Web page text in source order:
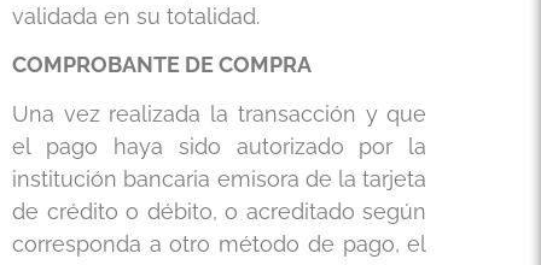
validada en su totalidad.
COMPROBANTE DE COMPRA
Una vez realizada la transacción y que
el pago haya sido autorizado por la
institución bancaria emisora de la tarjeta
de crédito o débito, o acreditado según
corresponda a otro método de pago, el